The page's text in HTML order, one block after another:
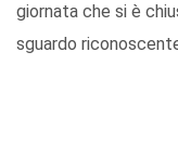
giornata che si è
sguardo